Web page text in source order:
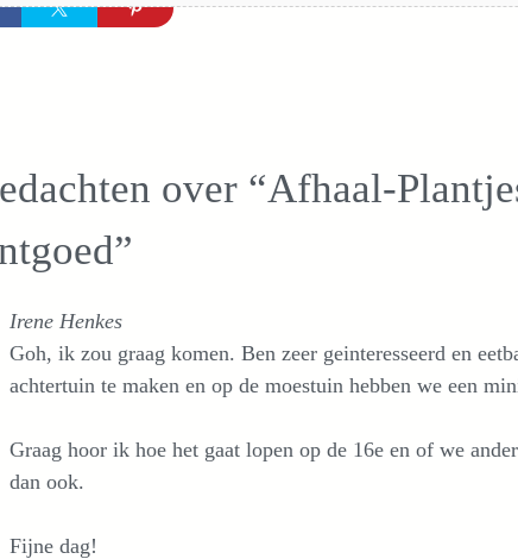
over “Afhaal-
Irene Henkes
Goh, ik zou graag komen. Ben zeer geinteresseerd en
achtertuin te maken en op de moestuin hebben we een
Graag hoor ik hoe het gaat lopen op de 16e en of we
dan ook.
Fijne dag!